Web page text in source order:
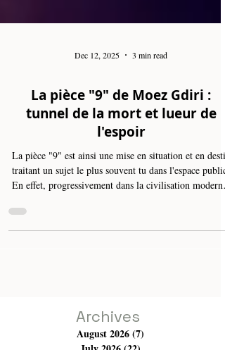
Dec 12, 2025 3 min read
La pièce "9" de Moez Gdiri :
tunnel de la mort et lueur de
l'espoir
traitant un sujet le plus souvent tu dans l'espace public.
En effet, progressivement dans la civilisation moderne,
Elle invite clairement à ne pas avoir peur